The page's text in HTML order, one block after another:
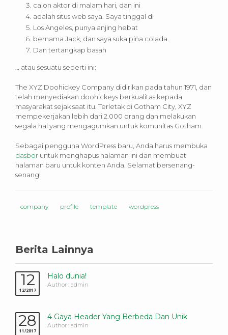
calon aktor di malam hari, dan ini
adalah situs web saya. Saya tinggal di
Los Angeles, punya anjing hebat
bernama Jack, dan saya suka piña colada.
Dan tertangkap basah
… atau sesuatu seperti ini:
The XYZ Doohickey Company didirikan pada tahun 1971, dan
telah menyediakan doohickeys berkualitas kepada
masyarakat sejak saat itu. Terletak di Gotham City, XYZ
mempekerjakan lebih dari 2.000 orang dan melakukan
segala hal yang mengagumkan untuk komunitas Gotham.
Sebagai pengguna WordPress baru, Anda harus membuka
dasbor untuk menghapus halaman ini dan membuat
halaman baru untuk konten Anda. Selamat bersenang-
senang!
company profile template wordpress
Berita Lainnya
12
12/2017
Halo dunia!
Author : admin
28
11/2017
4 Gaya Header Yang Berbeda Dan Unik
Author : admin